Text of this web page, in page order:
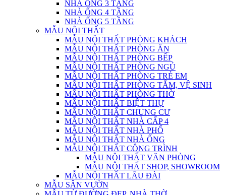
NHÀ ỐNG 3 TẦNG
NHÀ ỐNG 4 TẦNG
NHÀ ỐNG 5 TẦNG
MẪU NỘI THẤT
MẪU NỘI THẤT PHÒNG KHÁCH
MẪU NỘI THẤT PHÒNG ĂN
MẪU NỘI THẤT PHÒNG BẾP
MẪU NỘI THẤT PHÒNG NGỦ
MẪU NỘI THẤT PHÒNG TRẺ EM
MẪU NỘI THẤT PHÒNG TẮM, VỆ SINH
MẪU NỘI THẤT PHÒNG THỜ
MẪU NỘI THẤT BIỆT THỰ
MẪU NỘI THẤT CHUNG CƯ
MẪU NỘI THẤT NHÀ CẤP 4
MẪU NỘI THẤT NHÀ PHỐ
MẪU NỘI THẤT NHÀ ỐNG
MẪU NỘI THẤT CÔNG TRÌNH
MẪU NỘI THẤT VĂN PHÒNG
MẪU NỘI THẤT SHOP, SHOWROOM
MẪU NỘI THẤT LÂU ĐÀI
MẪU SÂN VƯỜN